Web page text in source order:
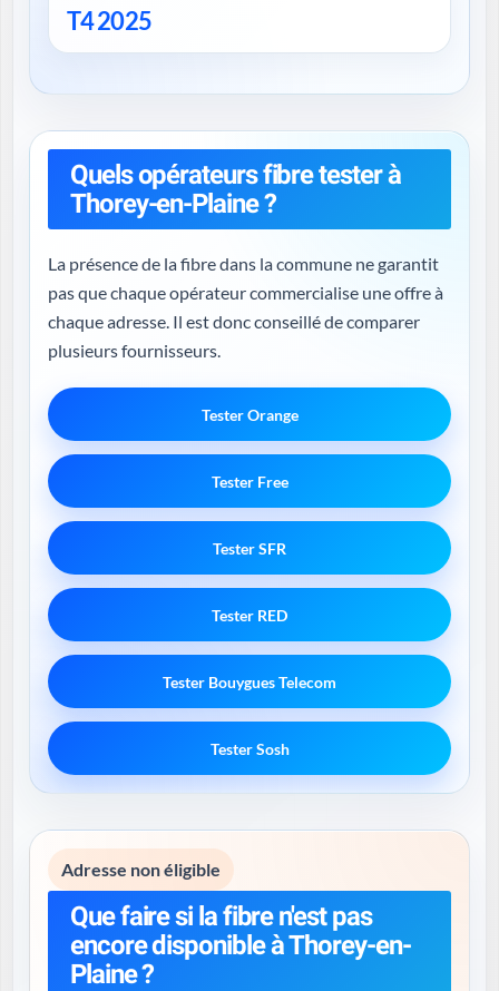
T4 2025
Quels opérateurs fibre tester à
Thorey-en-Plaine ?
La présence de la fibre dans la commune ne garantit
pas que chaque opérateur commercialise une offre à
chaque adresse. Il est donc conseillé de comparer
plusieurs fournisseurs.
Tester Orange
Tester Free
Tester SFR
Tester RED
Tester Bouygues Telecom
Tester Sosh
Adresse non éligible
Que faire si la fibre n'est pas
encore disponible à Thorey-en-
Plaine ?